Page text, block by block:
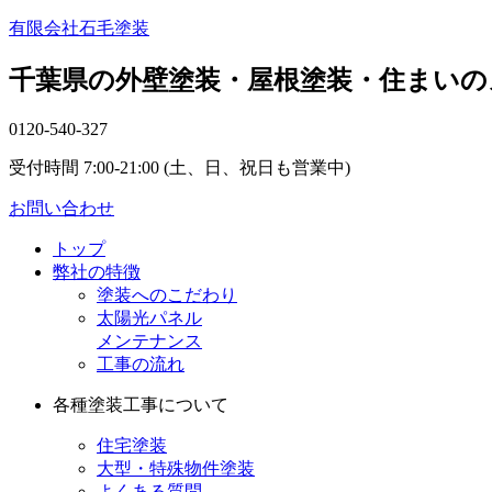
有限会社石毛塗装
千葉県の外壁塗装・屋根塗装・住まい
0120-540-327
受付時間 7:00-21:00 (土、日、祝日も営業中)
お問い合わせ
トップ
弊社の特徴
塗装へのこだわり
太陽光パネル
メンテナンス
工事の流れ
各種塗装工事について
住宅塗装
大型・特殊物件塗装